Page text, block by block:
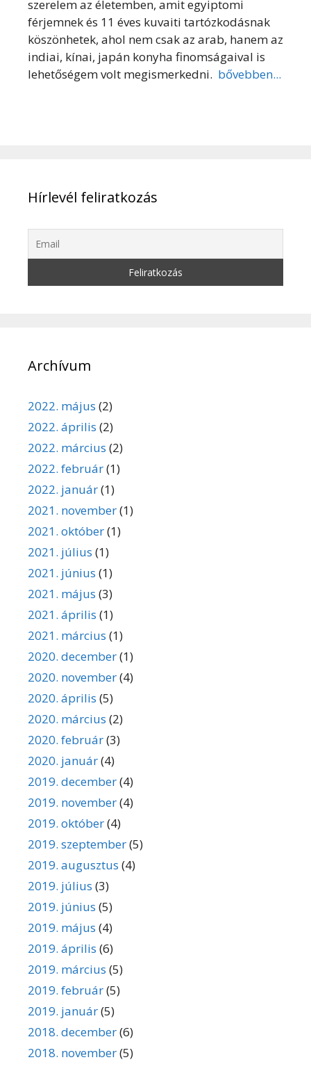
szerelem az életemben, amit egyiptomi
férjemnek és 11 éves kuvaiti tartózkodásnak
köszönhetek, ahol nem csak az arab, hanem az
indiai, kínai, japán konyha finomságaival is
lehetőségem volt megismerkedni. bővebben...
Hírlevél feliratkozás
Archívum
2022. május (2)
2022. április (2)
2022. március (2)
2022. február(1)
2022. január(1)
2021. november(1)
2021. október(1)
2021. július (1)
2021. június (1)
2021. május (3)
2021. április (1)
2021. március (1)
2020. december(1)
2020. november(4)
2020. április (5)
2020. március (2)
2020. február(3)
2020. január(4)
2019. december(4)
2019. november(4)
2019. október(4)
2019. szeptember(5)
2019. augusztus (4)
2019. július (3)
2019. június (5)
2019. május (4)
2019. április (6)
2019. március (5)
2019. február(5)
2019. január(5)
2018. december(6)
2018. november(5)